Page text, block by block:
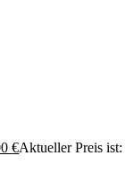
€Aktueller Preis ist: